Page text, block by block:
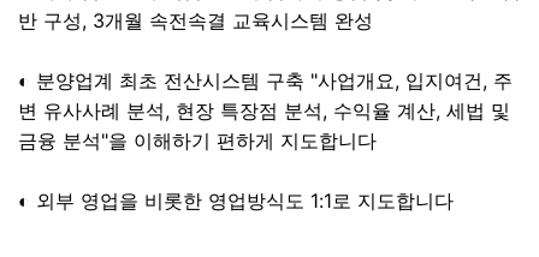
반 구성, 3개월 속전속결 교육시스템 완성
◐ 분양업계 최초 전산시스템 구축 "사업개요, 입지여건, 주
변 유사사례 분석, 현장 특장점 분석, 수익율 계산, 세법 및
금융 분석"을 이해하기 편하게 지도합니다
◐ 외부 영업을 비롯한 영업방식도 1:1로 지도합니다